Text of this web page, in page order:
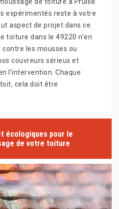
de toiture à Pruille.
expérimentés reste à votre
aspect de projet dans ce
toiture dans le 49220 n’en
les mousses ou
couvreurs sérieux et
l’intervention. Chaque
cela doit être
écologiques pour le
de votre toiture